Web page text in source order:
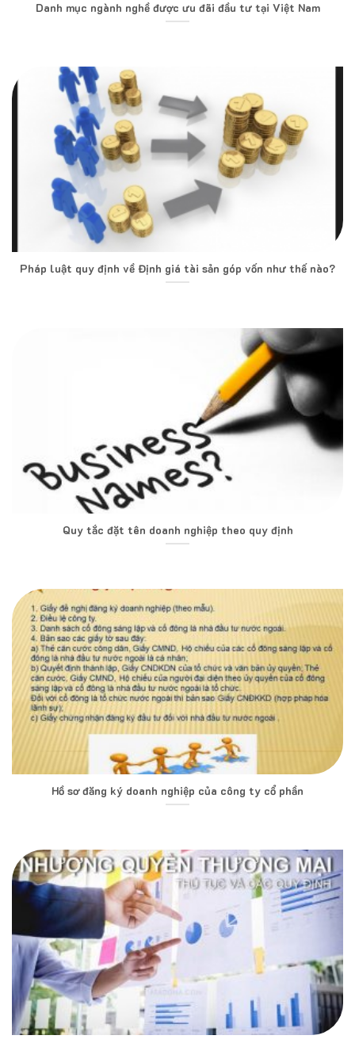
Danh mục ngành nghề được ưu đãi đầu tư tại Việt Nam
Pháp luật quy định về Định giá tài sản góp vốn như thế nào?
Quy tắc đặt tên doanh nghiệp theo quy định
Hồ sơ đăng ký doanh nghiệp của công ty cổ phần